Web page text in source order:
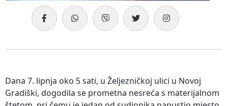
Dana 7. lipnja oko 5 sati, u Željezničkoj ulici u Novoj
Gradiški, dogodila se prometna nesreća s materijalnom